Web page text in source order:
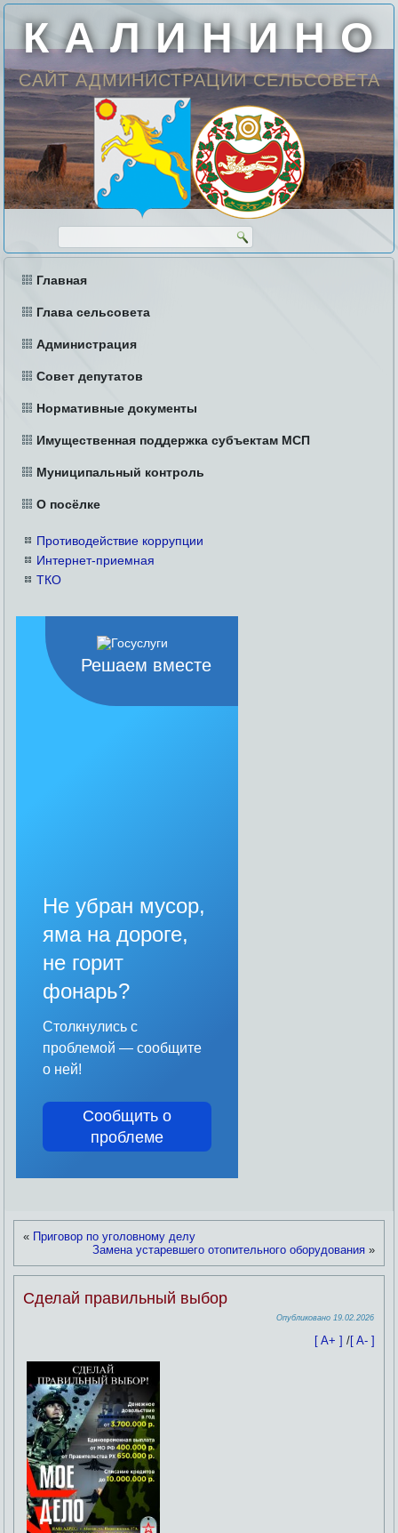
К А Л И Н И Н О
САЙТ АДМИНИСТРАЦИИ СЕЛЬСОВЕТА
Главная
Глава сельсовета
Администрация
Совет депутатов
Нормативные документы
Имущественная поддержка субъектам МСП
Муниципальный контроль
О посёлке
Противодействие коррупции
Интернет-приемная
ТКО
Решаем вместе
Не убран мусор,
яма на дороге,
не горит
фонарь?
Столкнулись с
проблемой — сообщите
о ней!
Сообщить о
проблеме
« Приговор по уголовному делу
Замена устаревшего отопительного оборудования»
Сделай правильный выбор
Опубликовано 19.02.2026
[ A+ ] /[ A- ]